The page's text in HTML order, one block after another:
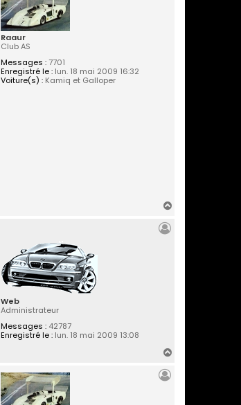
Raaur
Club AS
Messages :7701
Enregistré le :lun. 18 mai 2009 16:32
Voiture(s) :Kamiq et Galloper
Web
Administrateur
Messages :42787
Enregistré le :lun. 18 mai 2009 13:08